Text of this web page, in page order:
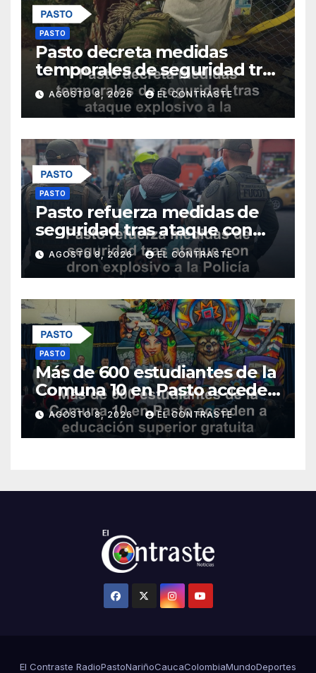
PASTO
Pasto decreta medidas
temporales de seguridad tras
ataque explosivo a la Policía
Metropolitana
AGOSTO 8, 2026 EL CONTRASTE
PASTO
Pasto refuerza medidas de
seguridad tras ataque con
dron explosivo a la Policía
Metropolitana
AGOSTO 8, 2026 EL CONTRASTE
PASTO
Más de 600 estudiantes de la
Comuna 10 en Pasto acceden
a educación superior gratuita
con nuevos programas
AGOSTO 8, 2026 EL CONTRASTE
El Contraste RadioPastoNariñoCaucaColombiaMundoDeportes